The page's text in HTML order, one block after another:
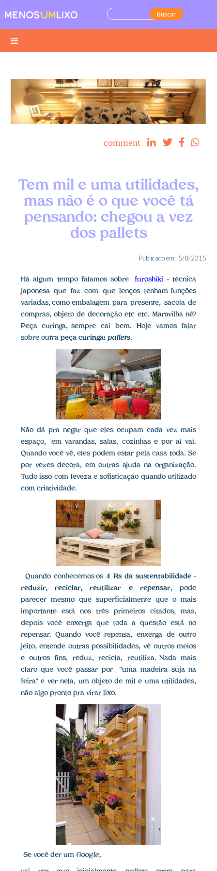
comment    
Tem mil e uma utilidades,
mas não é o que você tá
pensando: chegou a vez
dos pallets
Publicado em: 5/8/2015
Há algum tempo falamos sobre furoshiki - técnica
japonesa que faz com que lenços tenham funções
variadas, como embalagem para presente, sacola de
compras, objeto de decoração etc etc. Maravilha né?
Peça curinga, sempre cai bem. Hoje vamos falar
sobre outra peça curinga: pallets.
Não dá pra negar que eles ocupam cada vez mais
espaço, em varandas, salas, cozinhas e por aí vai.
Quando você vê, eles podem estar pela casa toda. Se
por vezes decora, em outras ajuda na organização.
Tudo isso com leveza e sofisticação quando utilizado
com criatividade.
Quando conhecemos os4 Rs da sustentabilidade -
reduzir, reciclar, reutilizar e repensar, pode
parecer mesmo que superficialmente que o mais
importante está nos três primeiros citados, mas,
depois você enxerga que toda a questão está no
repensar. Quando você repensa, enxerga de outro
jeito, entende outras possibilidades, vê outros meios
e outros fins, reduz, recicla, reutiliza. Nada mais
claro que você passar por "uma madeira suja na
feira" e ver nela, um objeto de mil e uma utilidades,
não algo pronto pra virar lixo.
Se você der um Google,